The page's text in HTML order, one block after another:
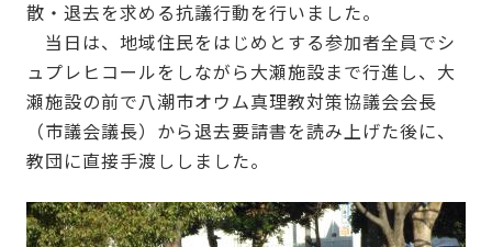
散・退去を求める抗議行動を行いました。
当日は、地域住民をはじめとする参加者全員でシ
ュプレヒコールをしながら大瀬施設まで行進し、大
瀬施設の前で八潮市オウム真理教対策協議会会長
（市議会議長）から退去要請書を読み上げた後に、
教団に直接手渡ししました。